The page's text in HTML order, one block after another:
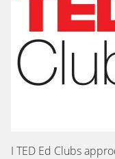
I TED Ed Clubs